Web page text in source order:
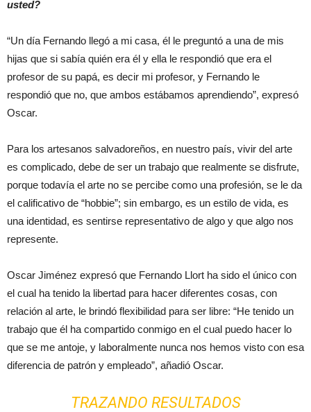
usted?
“Un día Fernando llegó a mi casa, él le preguntó a una de mis
hijas que si sabía quién era él y ella le respondió que era el
profesor de su papá, es decir mi profesor, y Fernando le
respondió que no, que ambos estábamos aprendiendo”, expresó
Oscar.
Para los artesanos salvadoreños, en nuestro país, vivir del arte
es complicado, debe de ser un trabajo que realmente se disfrute,
porque todavía el arte no se percibe como una profesión, se le da
el calificativo de “hobbie”; sin embargo, es un estilo de vida, es
una identidad, es sentirse representativo de algo y que algo nos
represente.
Oscar Jiménez expresó que Fernando Llort ha sido el único con
el cual ha tenido la libertad para hacer diferentes cosas, con
relación al arte, le brindó flexibilidad para ser libre: “He tenido un
trabajo que él ha compartido conmigo en el cual puedo hacer lo
que se me antoje, y laboralmente nunca nos hemos visto con esa
diferencia de patrón y empleado”, añadió Oscar.
TRAZANDO RESULTADOS